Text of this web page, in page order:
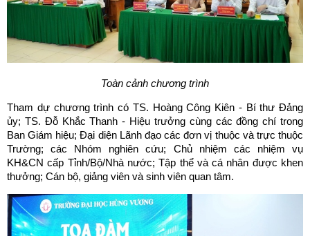
Toàn cảnh chương trình
Tham dự chương trình có TS. Hoàng Công Kiên - Bí thư Đảng
ủy; TS. Đỗ Khắc Thanh - Hiệu trưởng cùng các đồng chí trong
Ban Giám hiệu; Đại diện Lãnh đạo các đơn vị thuộc và trực thuộc
Trường; các Nhóm nghiên cứu; Chủ nhiệm các nhiệm vụ
KH&CN cấp Tỉnh/Bộ/Nhà nước; Tập thể và cá nhân được khen
thưởng; Cán bộ, giảng viên và sinh viên quan tâm.